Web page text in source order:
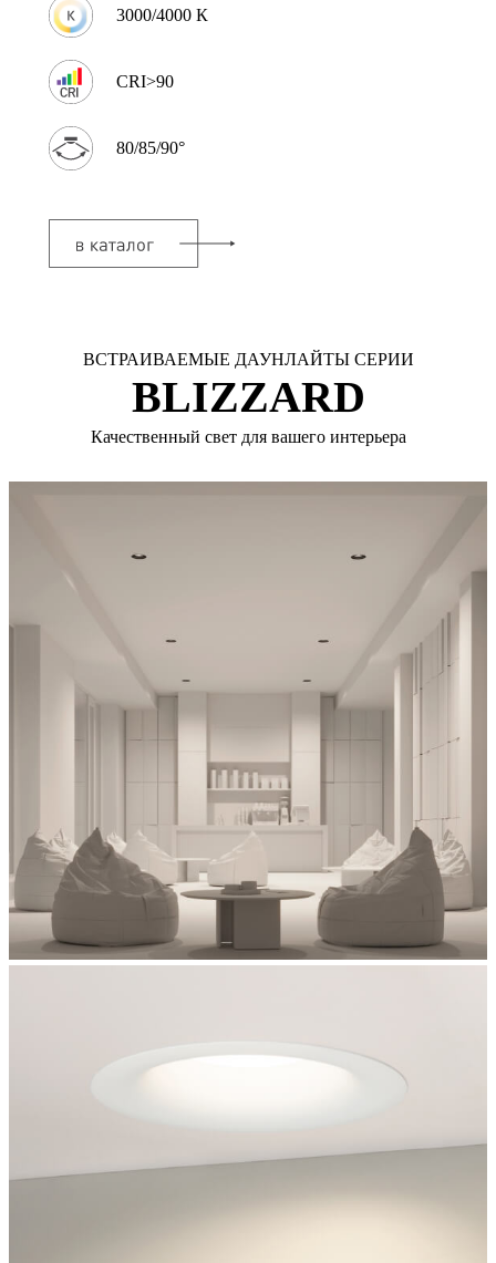
3000/4000 К
CRI>90
80/85/90°
ВСТРАИВАЕМЫЕ ДАУНЛАЙТЫ СЕРИИ
BLIZZARD
Качественный свет для вашего интерьера